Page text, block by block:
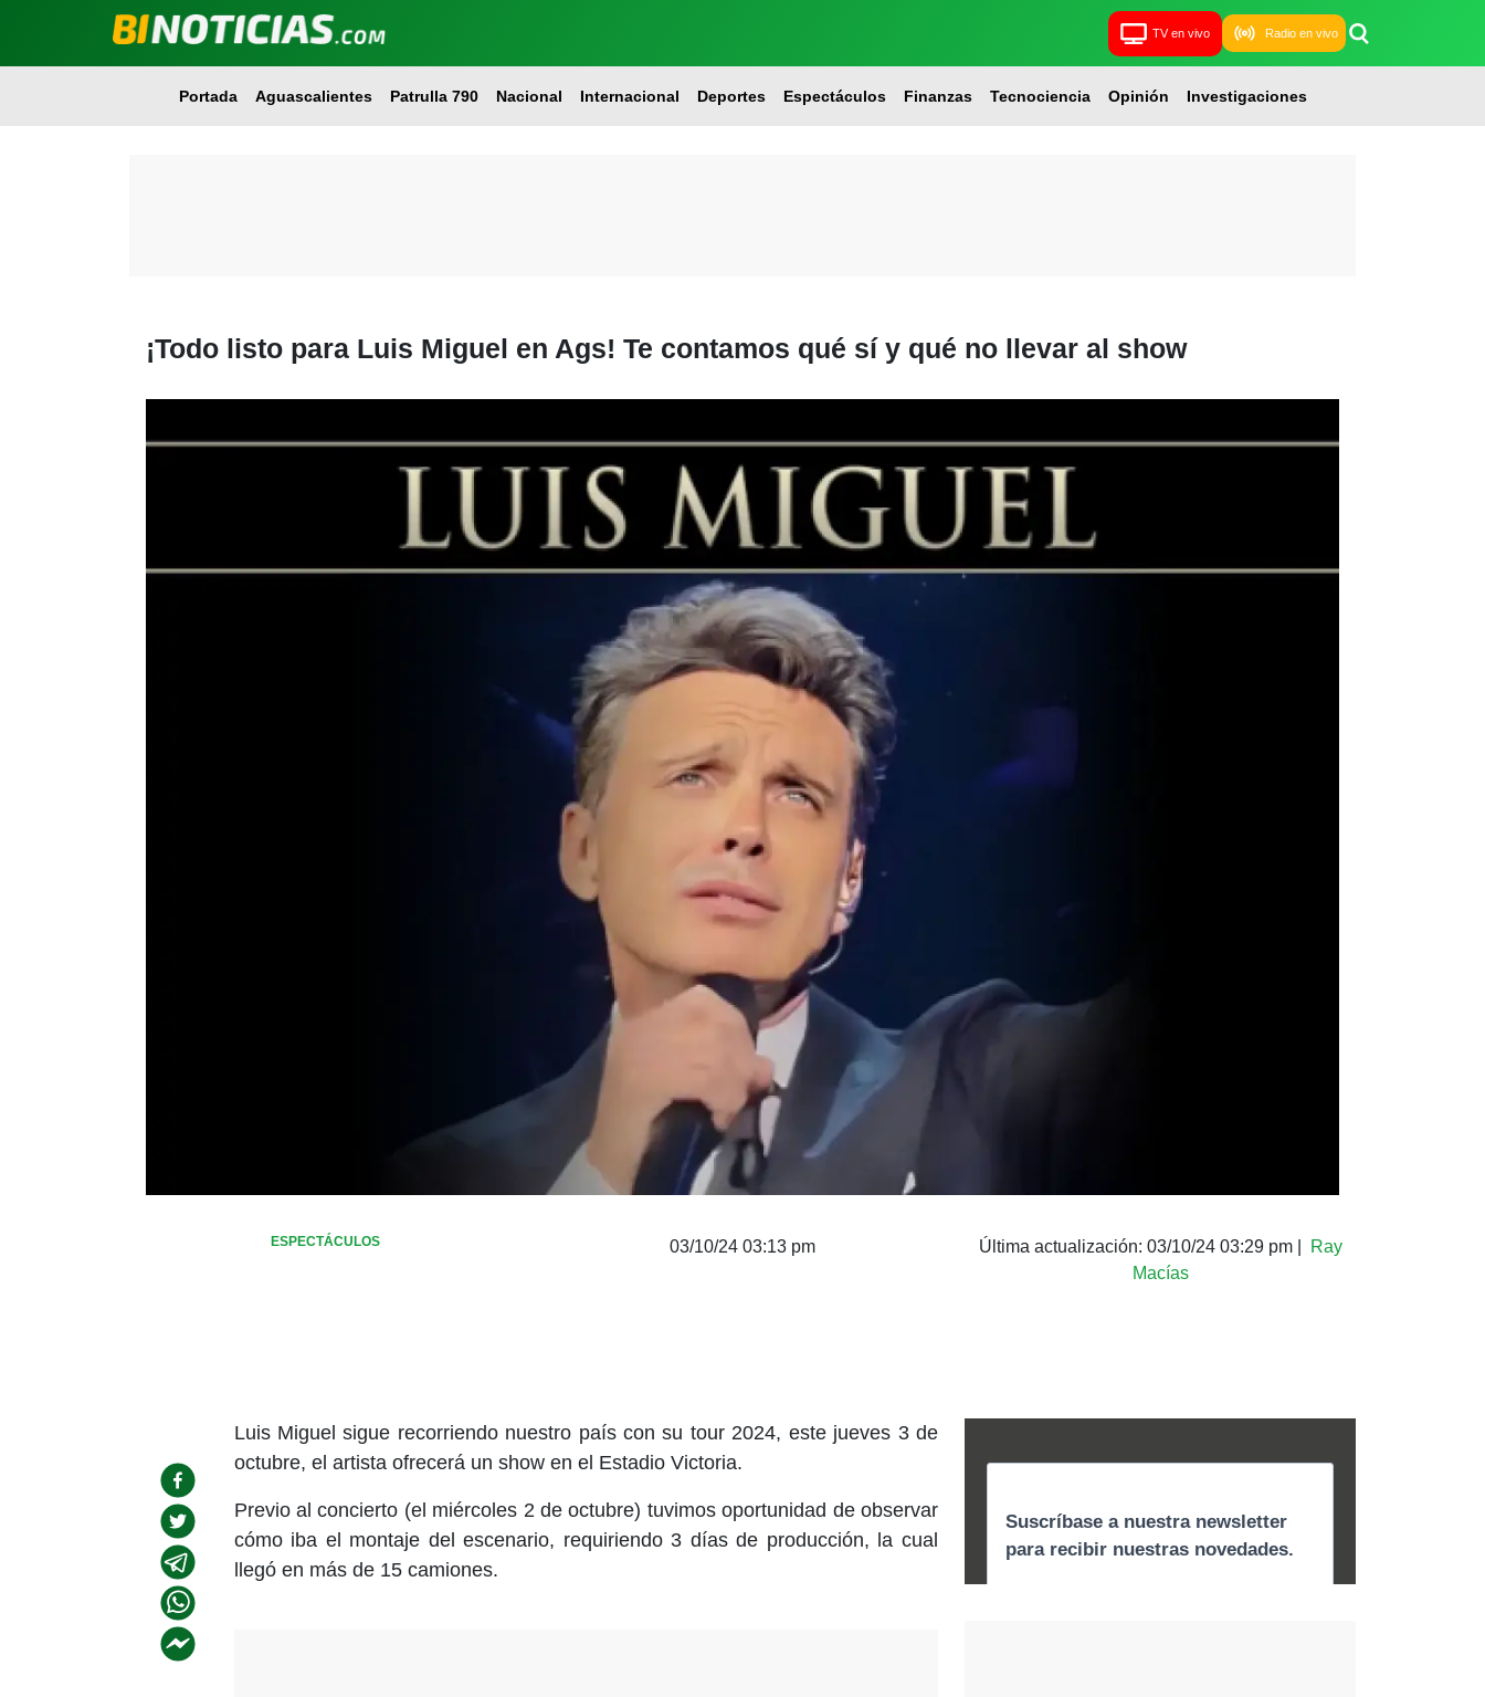
TV en vivo Radio en vivo
Portada Aguascalientes Patrulla 790 Nacional Internacional Deportes Espectáculos Finanzas Tecnociencia Opinión Investigaciones
¡Todo listo para Luis Miguel en Ags! Te contamos qué sí y qué no llevar al show
ESPECTÁCULOS 03/10/24 03:13 pm Última actualización: 03/10/24 03:29 pm|
Ray
Macías
Luis Miguel sigue recorriendo nuestro país con su tour 2024, este jueves 3 de
octubre, el artista ofrecerá un show en el Estadio Victoria.
Previo al concierto (el miércoles 2 de octubre) tuvimos oportunidad de observar
cómo iba el montaje del escenario, requiriendo 3 días de producción, la cual
llegó en más de 15 camiones.